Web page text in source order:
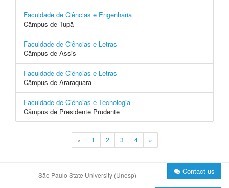
Faculdade de Ciências e Engenharia
Câmpus de Tupã
Faculdade de Ciências e Letras
Câmpus de Assis
Faculdade de Ciências e Letras
Câmpus de Araraquara
Faculdade de Ciências e Tecnologia
Câmpus de Presidente Prudente
« 1 2 3 4 »
São Paulo State University (Unesp) Contact us